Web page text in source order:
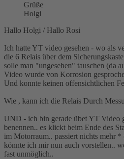
Grüße
Holgi
Hallo Holgi / Hallo Rosi
Ich hatte YT video gesehen - wo als
die 6 Relais über dem
solle man "ungesehen" tauschen (da
Video wurde von Korrosion
Und konnte keinen offensichtlichen
Wie , kann ich die Relais Durch
UND - ich bin gerade übet YT Video
benennen.. es klickt beim Ende des
im Motorraum.. passiert nichts mehr
könnte ich mir nun auch vorstellen..
fast unmöglich..